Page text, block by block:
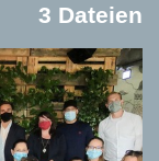
3 Dateien